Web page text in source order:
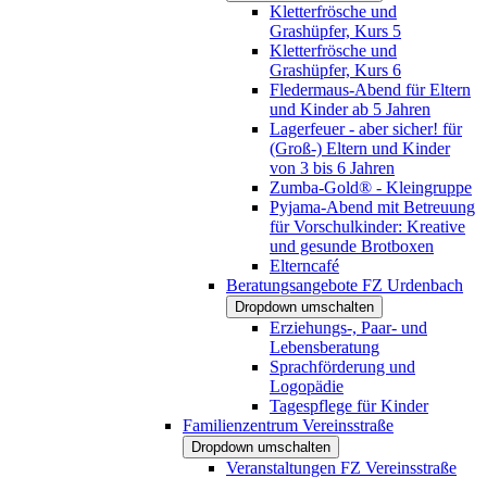
Kletterfrösche und
Grashüpfer, Kurs 5
Kletterfrösche und
Grashüpfer, Kurs 6
Fledermaus-Abend für Eltern
und Kinder ab 5 Jahren
Lagerfeuer - aber sicher! für
(Groß-) Eltern und Kinder
von 3 bis 6 Jahren
Zumba-Gold® - Kleingruppe
Pyjama-Abend mit Betreuung
für Vorschulkinder: Kreative
und gesunde Brotboxen
Elterncafé
Beratungsangebote FZ Urdenbach
Dropdown umschalten
Erziehungs-, Paar- und
Lebensberatung
Sprachförderung und
Logopädie
Tagespflege für Kinder
Familienzentrum Vereinsstraße
Dropdown umschalten
Veranstaltungen FZ Vereinsstraße